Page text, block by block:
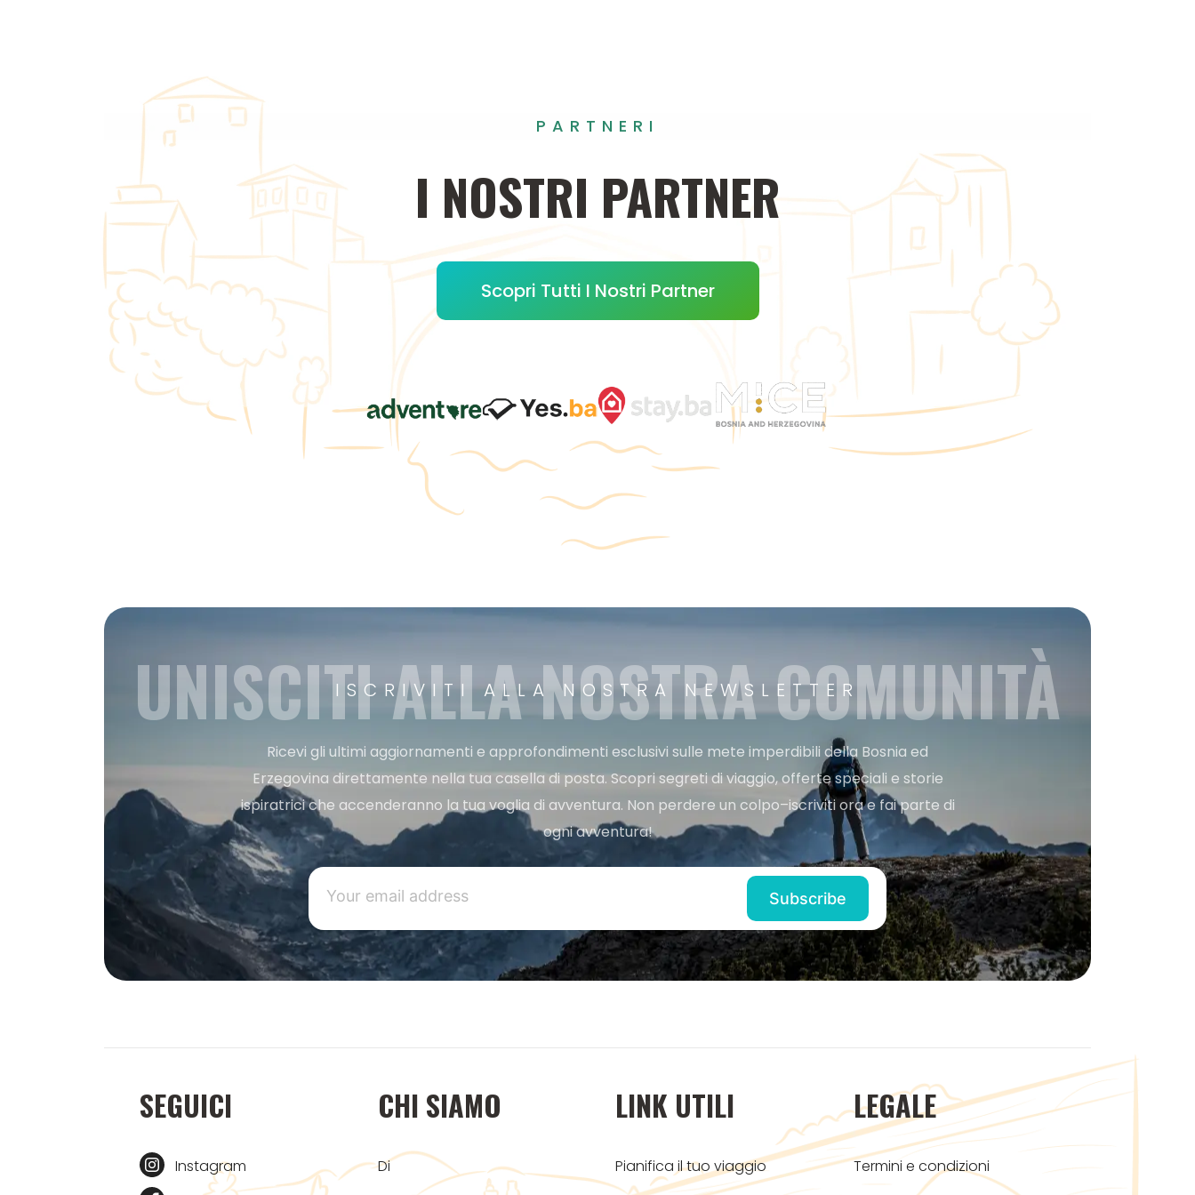
PARTNERI
I NOSTRI PARTNER
Scopri Tutti I Nostri Partner
ISCRIVITI ALLA NOSTRA NEWSLETTER
UNISCITI ALLA NOSTRA COMUNITÀ
Ricevi gli ultimi aggiornamenti e approfondimenti esclusivi sulle mete imperdibili della Bosnia ed
Erzegovina direttamente nella tua casella di posta. Scopri segreti di viaggio, offerte speciali e storie
ispiratrici che accenderanno la tua voglia di avventura. Non perdere un colpo–iscriviti ora e fai parte di
ogni avventura!
SEGUICI
Instagram
CHI SIAMO
Di
LINK UTILI
Pianifica il tuo viaggio
LEGALE
Termini e condizioni